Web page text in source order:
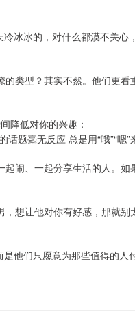
冰冰的，对什么都漠不关
的类型？其实不然。他们更
降低对你的兴趣：
题毫无反应 总是用“哦”“嗯”
起闹、一起分享生活的人。
，想让他对你有好感，那就
他们只愿意为那些值得的人